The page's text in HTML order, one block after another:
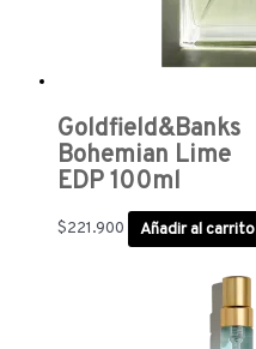
Goldfield&Banks
Bohemian Lime
EDP 100ml
$221.900 Añadir al carrito